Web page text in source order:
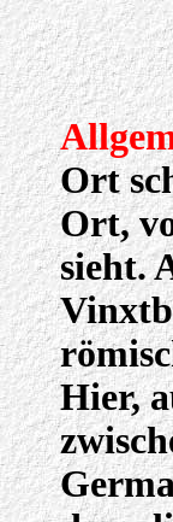
Ort
Ort,
sieht.
Hier,